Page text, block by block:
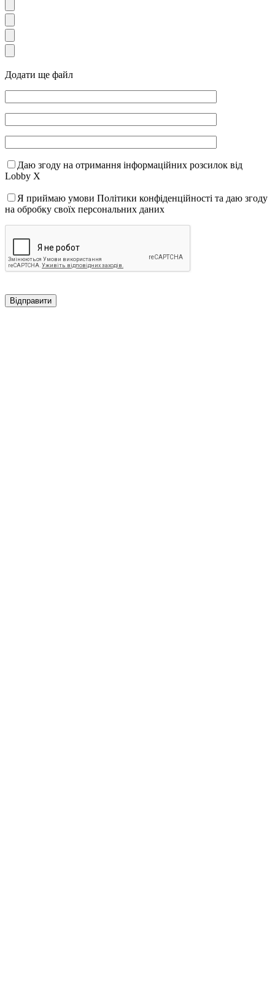
Додати ще файл
Даю згоду на отримання інформаційних розсилок від
Lobby X
Я приймаю умови Політики конфіденційності та даю згоду
на обробку своїх персональних даних